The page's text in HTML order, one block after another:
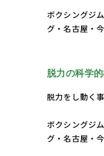
ボクシングジ
グ・名古屋・
脱力の科学
脱力をし動く
ボクシングジ
グ・名古屋・